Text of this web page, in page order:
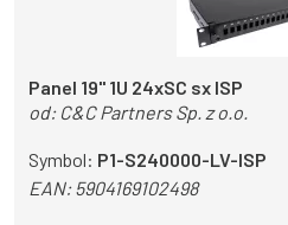
Panel 19" 1U 24xSC sx ISP
od: C&C Partners Sp. z o.o.
Symbol: P1-S240000-LV-ISP
EAN:5904169102498